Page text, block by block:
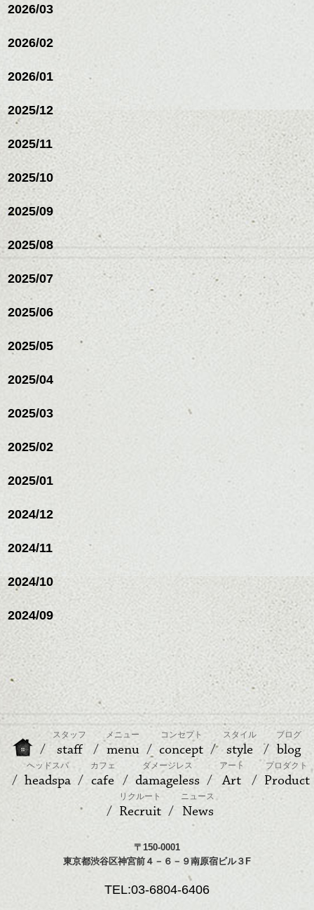
2026/03
2026/02
2026/01
2025/12
2025/11
2025/10
2025/09
2025/08
2025/07
2025/06
2025/05
2025/04
2025/03
2025/02
2025/01
2024/12
2024/11
2024/10
2024/09
スタッフ
staff
メニュー
menu
コンセプト
concept
スタイル
style
ブログ
blog
ヘッドスパ
headspa
カフェ
cafe
ダメージレス
damageless
アート
Art
プロダクト
Product
リクルート
Recruit
ニュース
News
〒150-0001
東京都渋谷区神宮前４－６－９南原宿ビル３F
TEL:03-6804-6406